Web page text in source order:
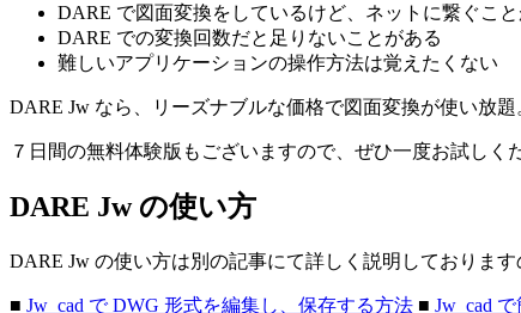
DARE で図面変換をしているけど、ネットに繋ぐこ
DARE での変換回数だと足りないことがある
難しいアプリケーションの操作方法は覚えたくない
DARE Jw なら、リーズナブルな価格で図面変換が使い放
７日間の無料体験版もございますので、ぜひ一度お試しく
DARE Jw の使い方
DARE Jw の使い方は別の記事にて詳しく説明しております
■ Jw_cad で DWG 形式を編集し、保存する方法 ■ Jw_cad